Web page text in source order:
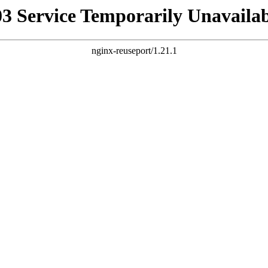
Service Temporarily
nginx-reuseport/1.21.1